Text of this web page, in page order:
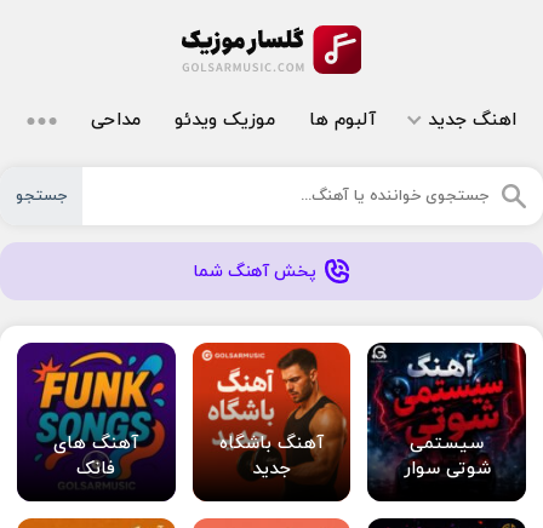
اهنگ جدید آلبوم ها موزیک ویدئو مداحی
جستجو
پخش آهنگ شما
سیستمی
شوتی سوار
آهنگ باشگاه
جدید
آهنگ های
فانک